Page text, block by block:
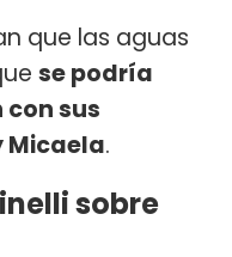
que las aguas
se podría
sus
Micaela.
sobre